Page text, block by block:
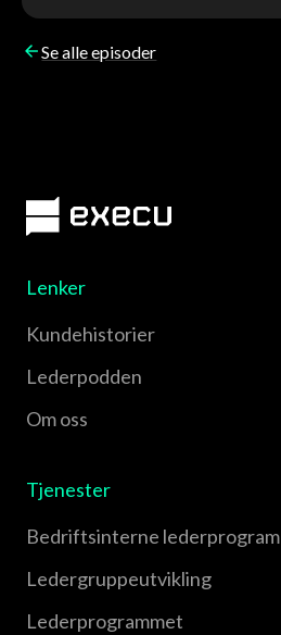
Se alle episoder
Lenker
Kundehistorier
Lederpodden
Om oss
Tjenester
Bedriftsinterne lederprogram
Leder­gruppe­utvikling
Leder­programmet